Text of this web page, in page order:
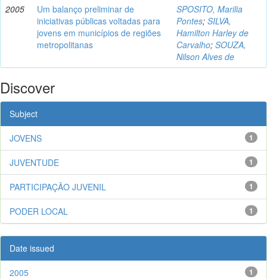
2005
Um balanço preliminar de
iniciativas públicas voltadas para
jovens em municípios de regiões
metropolitanas
SPOSITO, Marilia
Pontes; SILVA,
Hamilton Harley de
Carvalho; SOUZA,
Nilson Alves de
Discover
Subject
1
JOVENS
1
JUVENTUDE
1
PARTICIPAÇÃO JUVENIL
1
PODER LOCAL
Date issued
1
2005